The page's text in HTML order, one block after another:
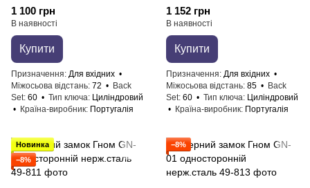
1 100 грн
В наявності
Купити
Призначення Для вхідних
Міжосьова відстань 72
Back
Set 60 Тип ключа Циліндровий
Країна-виробник Португалія
1 152 грн
В наявності
Купити
Призначення Для вхідних
Міжосьова відстань 85
Back
Set 60 Тип ключа Циліндровий
Країна-виробник Португалія
Новинка
−8%
−8%